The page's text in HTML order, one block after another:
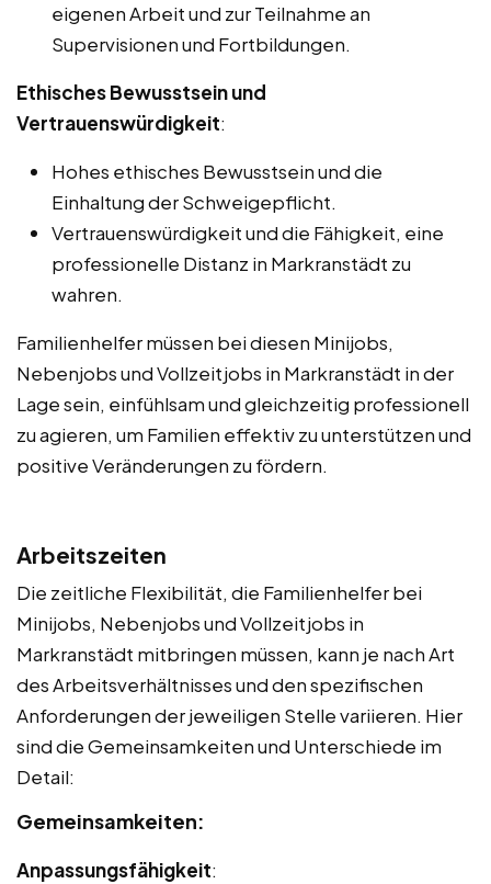
eigenen Arbeit und zur Teilnahme an
Supervisionen und Fortbildungen.
Ethisches Bewusstsein und
Vertrauenswürdigkeit:
Hohes ethisches Bewusstsein und die
Einhaltung der Schweigepflicht.
Vertrauenswürdigkeit und die Fähigkeit, eine
professionelle Distanz in Markranstädt zu
wahren.
Familienhelfer müssen bei diesen Minijobs,
Nebenjobs und Vollzeitjobs in Markranstädt in der
Lage sein, einfühlsam und gleichzeitig professionell
zu agieren, um Familien effektiv zu unterstützen und
positive Veränderungen zu fördern.
Arbeitszeiten
Die zeitliche Flexibilität, die Familienhelfer bei
Minijobs, Nebenjobs und Vollzeitjobs in
Markranstädt mitbringen müssen, kann je nach Art
des Arbeitsverhältnisses und den spezifischen
Anforderungen der jeweiligen Stelle variieren. Hier
sind die Gemeinsamkeiten und Unterschiede im
Detail:
Gemeinsamkeiten:
Anpassungsfähigkeit: